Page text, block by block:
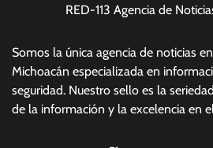
RED-113 Agencia de
Somos la única agencia de noticias en
Michoacán especializada en
seguridad. Nuestro sello es la
de la información y la excelencia en